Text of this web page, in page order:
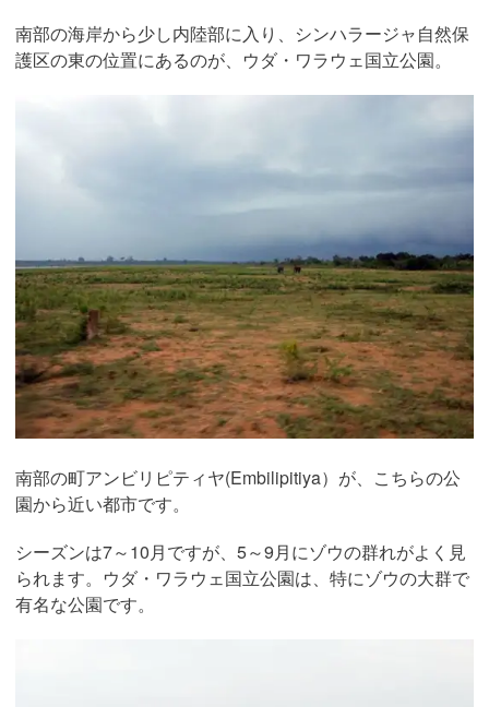
南部の海岸から少し内陸部に入り、シンハラージャ自然保
護区の東の位置にあるのが、ウダ・ワラウェ国立公園。
南部の町アンビリピティヤ(Embilipitiya）が、こちらの公
園から近い都市です。
シーズンは7～10月ですが、5～9月にゾウの群れがよく見
られます。ウダ・ワラウェ国立公園は、特にゾウの大群で
有名な公園です。